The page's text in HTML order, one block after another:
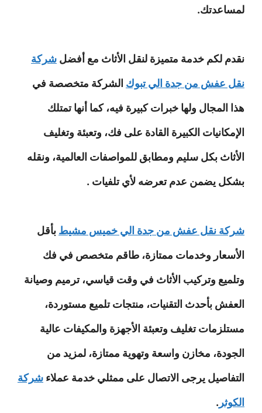
لمساعدتك.
نقدم لكم خدمة متميزة لنقل الأثاث مع أفضل شركة
نقل عفش من جدة الي تبوك الشركة متخصصة في
هذا المجال ولها خبرات كبيرة فيه، كما أنها تمتلك
الإمكانيات الكبيرة القادة على فك، وتعبئة وتغليف
الأثاث بكل سليم ومطابق للمواصفات العالمية، ونقله
بشكل يضمن عدم تعرضه لأي تلفيات .
شركة نقل عفش من جدة الي خميس مشيط بأقل
الأسعار وخدمات ممتازة، طاقم متخصص في فك
وتلميع وتركيب الأثاث في وقت قياسي، ترميم وصيانة
العفش بأحدث التقنيات، منتجات تلميع مستوردة،
مستلزمات تغليف وتعبئة الأجهزة والمكيفات عالية
الجودة، مخازن واسعة وتهوية ممتازة، لمزيد من
التفاصيل يرجى الاتصال على ممثلي خدمة عملاء شركة
الكوثر .